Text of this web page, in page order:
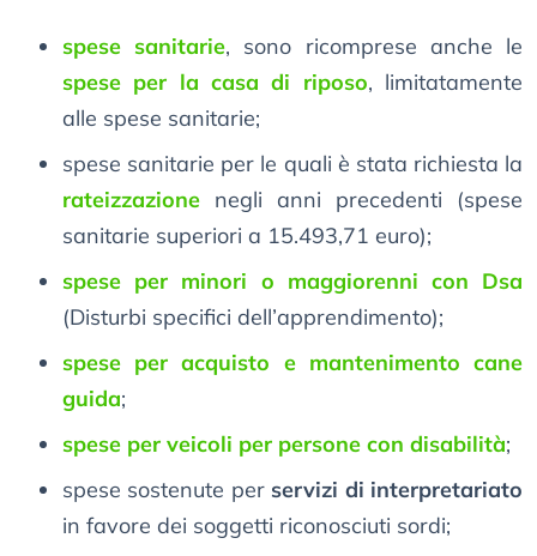
spese sanitarie, sono ricomprese anche le
spese per la casa di riposo, limitatamente
alle spese sanitarie;
spese sanitarie per le quali è stata richiesta la
rateizzazione negli anni precedenti (spese
sanitarie superiori a 15.493,71 euro);
spese per minori o maggiorenni con Dsa
(Disturbi specifici dell’apprendimento);
spese per acquisto e mantenimento cane
guida;
spese per veicoli per persone con disabilità;
spese sostenute per servizi di interpretariato
in favore dei soggetti riconosciuti sordi;